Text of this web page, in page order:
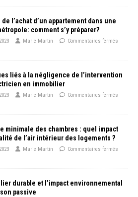
de l’achat d’un appartement dans une
comment s’y préparer?
Marie Martin Commentaires fermés
liés à la négligence de l’intervention
en immobilier
Marie Martin Commentaires fermés
minimale des chambres : quel impact
de l’air intérieur des logements ?
Marie Martin Commentaires fermés
durable et l’impact environnemental
passive